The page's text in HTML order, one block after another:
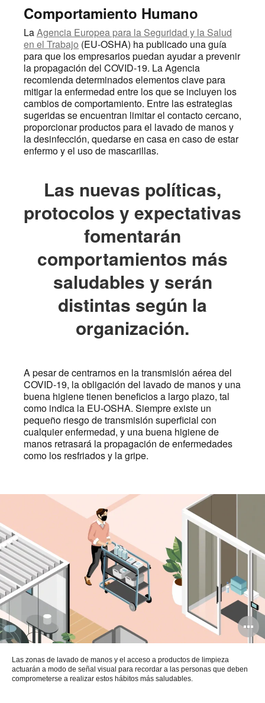
Comportamiento Humano
LaAgencia Europea para la Seguridad y la Salud
en el Trabajo (EU-OSHA) ha publicado una guía
para que los empresarios puedan ayudar a prevenir
la propagación del COVID-19. La Agencia
recomienda determinados elementos clave para
mitigar la enfermedad entre los que se incluyen los
cambios de comportamiento. Entre las estrategias
sugeridas se encuentran limitar el contacto cercano,
proporcionar productos para el lavado de manos y
la desinfección, quedarse en casa en caso de estar
enfermo y el uso de mascarillas.
Las nuevas políticas,
protocolos y expectativas
fomentarán
comportamientos más
saludables y serán
distintas según la
organización.
A pesar de centrarnos en la transmisión aérea del
COVID-19, la obligación del lavado de manos y una
buena higiene tienen beneficios a largo plazo, tal
como indica la EU-OSHA. Siempre existe un
pequeño riesgo de transmisión superficial con
cualquier enfermedad, y una buena higiene de
manos retrasará la propagación de enfermedades
como los resfriados y la gripe.
Las zonas de lavado de manos y el acceso a productos de limpieza
actuarán a modo de señal visual para recordar a las personas que deben
comprometerse a realizar estos hábitos más saludables.